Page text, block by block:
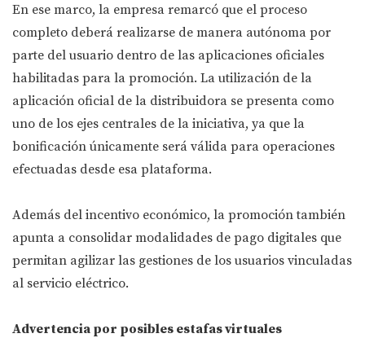
En ese marco, la empresa remarcó que el proceso
completo deberá realizarse de manera autónoma por
parte del usuario dentro de las aplicaciones oficiales
habilitadas para la promoción. La utilización de la
aplicación oficial de la distribuidora se presenta como
uno de los ejes centrales de la iniciativa, ya que la
bonificación únicamente será válida para operaciones
efectuadas desde esa plataforma.
Además del incentivo económico, la promoción también
apunta a consolidar modalidades de pago digitales que
permitan agilizar las gestiones de los usuarios vinculadas
al servicio eléctrico.
Advertencia por posibles estafas virtuales